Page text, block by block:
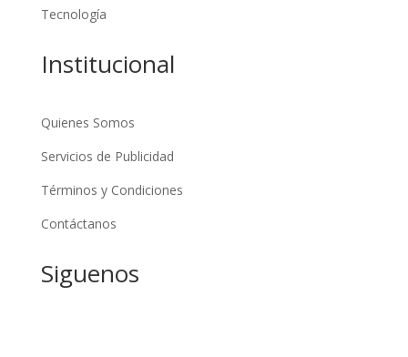
Tecnología
Institucional
Quienes Somos
Servicios de Publicidad
Términos y Condiciones
Contáctanos
Siguenos